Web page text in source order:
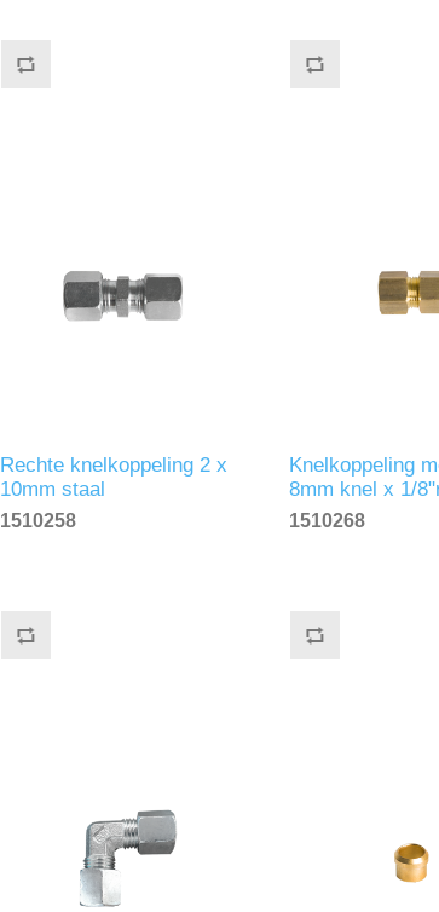
Rechte knelkoppeling 2 x
10mm staal
1510258
Knelkoppeling
8mm knel x 1/
1510268